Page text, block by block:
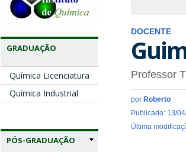
GRADUAÇÃO
Química Licenciatura
Química Industrial
PÓS-GRADUAÇÃO
DOCENTE
Professor
por Roberto
Publicado: 13/
Última